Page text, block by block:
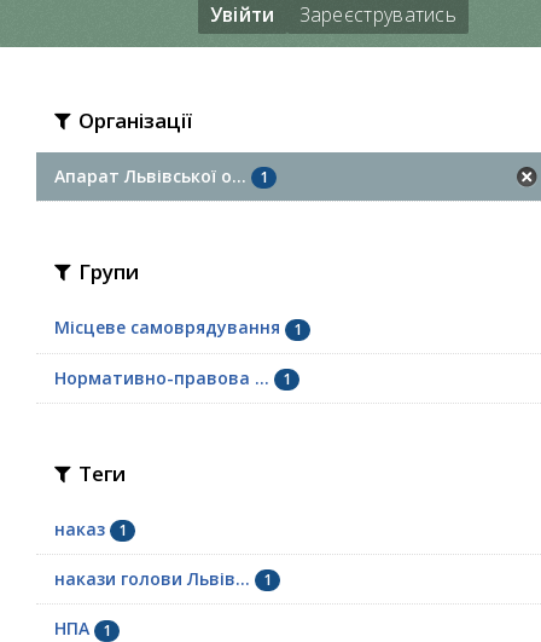
Увійти Зареєструватись
Організації
Апарат Львівської о... 1
Групи
Місцеве самоврядування 1
Нормативно-правова ... 1
Теги
наказ 1
накази голови Львів... 1
НПА 1